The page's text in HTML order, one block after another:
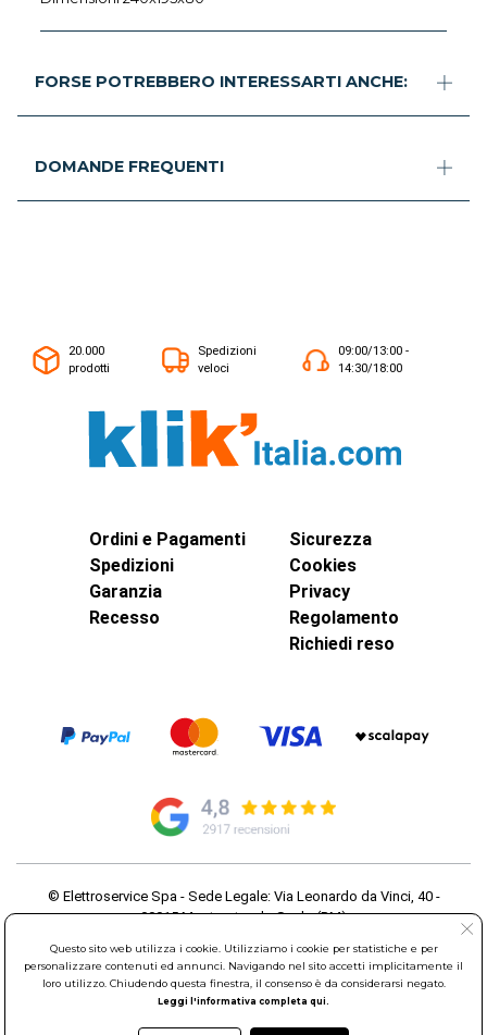
FORSE POTREBBERO INTERESSARTI ANCHE:
DOMANDE FREQUENTI
20.000
prodotti
Spedizioni
veloci
09:00/13:00 -
14:30/18:00
Ordini e Pagamenti
Spedizioni
Garanzia
Recesso
Sicurezza
Cookies
Privacy
Regolamento
Richiedi reso
© Elettroservice Spa - Sede Legale: Via Leonardo da Vinci, 40 -
00015 Monterotondo Scalo (RM)
Sociale 1.600.000,00 Euro i.v. Iscritto al Registro delle Imprese di
Roma REA: RM-535144
Sede Operativa: Via Leonardo da Vinci, 40 - 00015 Monterotondo
Questo sito web utilizza i cookie. Utilizziamo i cookie per statistiche e per
personalizzare contenuti ed annunci. Navigando nel sito accetti implicitamente il
loro utilizzo. Chiudendo questa finestra, il consenso è da considerarsi negato.
Leggi l'informativa completa qui.